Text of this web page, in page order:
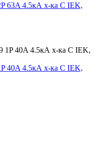
63A 4.5кА х-ка C IEK,
40A 4.5кА х-ка C IEK,